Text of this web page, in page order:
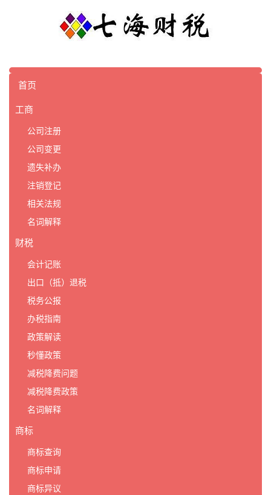
首页
工商
公司注册
公司变更
遗失补办
注销登记
相关法规
名词解释
财税
会计记账
出口（抵）退税
税务公报
办税指南
政策解读
秒懂政策
减税降费问题
减税降费政策
名词解释
商标
商标查询
商标申请
商标异议